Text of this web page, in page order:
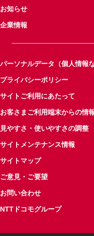
お知らせ
企業情報
パーソナルデータ（個人情報
プライバシーポリシー
サイトご利用にあたって
お客さまご利用端末からの情
見やすさ・使いやすさの調整
サイトメンテナンス情報
サイトマップ
ご意見・ご要望
お問い合わせ
NTTドコモグループ